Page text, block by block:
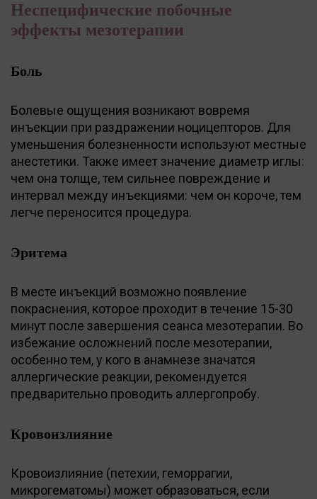
Неспецифические побочные
эффекты мезотерапии
Боль
Болевые ощущения возникают вовремя
инъекции при раздражении ноцицепторов. Для
уменьшения болезненности используют местные
анестетики. Также имеет значение диаметр иглы:
чем она толще, тем сильнее повреждение и
интервал между инъекциями: чем он короче, тем
легче переносится процедура.
Эритема
В месте инъекций возможно появление
покраснения, которое проходит в течение 15-30
минут после завершения сеанса мезотерапии. Во
избежание осложнений после мезотерапии,
особенно тем, у кого в анамнезе значатся
аллергические реакции, рекомендуется
предварительно проводить аллергопробу.
Кровоизлияние
Кровоизлияние (петехии, геморрагии,
микрогематомы) может образоваться, если